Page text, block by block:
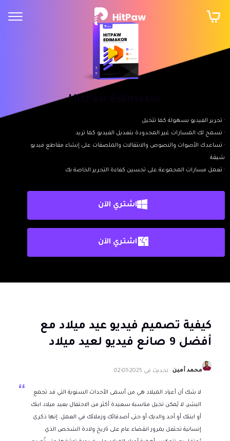
HitPaw Edimakor
· تحرير الفيديو بسهولة كما تتخيل
· تسمح لك المسارات غير المحدودة بتعديل الفيديو كما تريد
· تساعدك الأصوات والنصوص والانتقالات والملصقات على إنشاء مقاطع فيديو
شيقة
· تعمل مسارات المجموعة على تحسين كفاءة التحرير الخاصة بك
اشتري الآن
اشتري الآن
كيفية تصميم فيديو عيد ميلاد مع
أفضل 9 صانع فيديو لعيد ميلاد
محمد أمين تحديث في 2025-01-02
لا شك أن أعياد الميلاد هي من أسمى الأحداث السنوية التي قد تجمع
البشر، لا يُمكن تخيل مناسبة سعيدة أكثر من الاحتفال بعيد ميلاد ابنك
أو ابنتك أو أحد والديك أو حتى أصدقائك وزملائك في العمل. إنها ذكرى
إنسانية تحتفل بمرور انقضاء عام على تاريخ ولادة الشخص الذي